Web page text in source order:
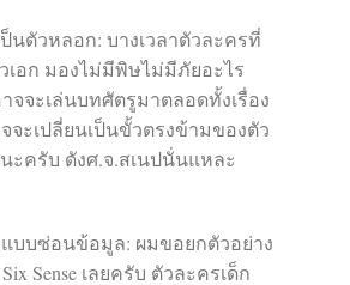
นตัวหลอก: บางเวลาตัวละครที่
เอก มองไม่มีพิษไม่มีภัยอะไร
จจะเล่นบทศัตรูมาตลอดทั้งเรื่อง
จะเปลี่ยนเป็นขั้วตรงข้ามของตัว
ะครับ ดังศ.จ.สเนปนั่นแหละ
แบบซ่อนข้อมูล: ผมขอยกตัวอย่าง
Sense เลยครับ ตัวละครเด็ก